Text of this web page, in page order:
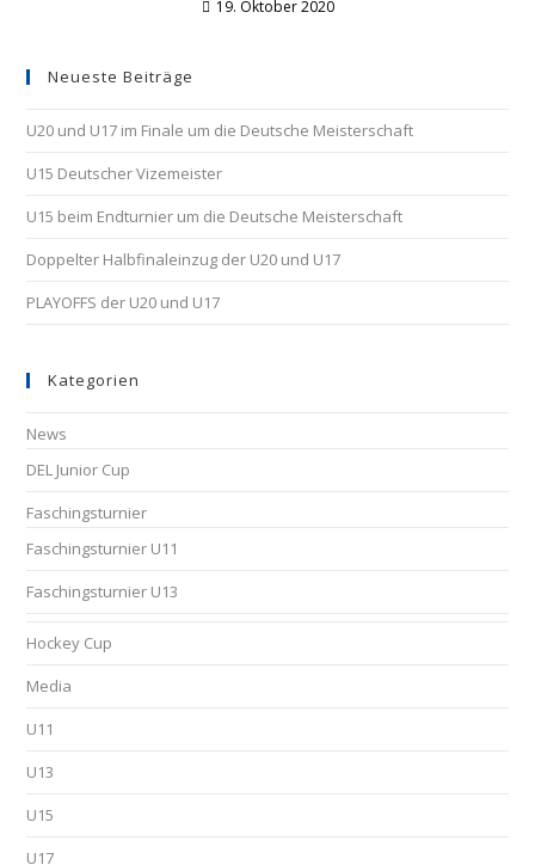
19. Oktober 2020
Neueste Beiträge
U20 und U17 im Finale um die Deutsche Meisterschaft
U15 Deutscher Vizemeister
U15 beim Endturnier um die Deutsche Meisterschaft
Doppelter Halbfinaleinzug der U20 und U17
PLAYOFFS der U20 und U17
Kategorien
News
DEL Junior Cup
Faschingsturnier
Faschingsturnier U11
Faschingsturnier U13
Hockey Cup
Media
U11
U13
U15
U17